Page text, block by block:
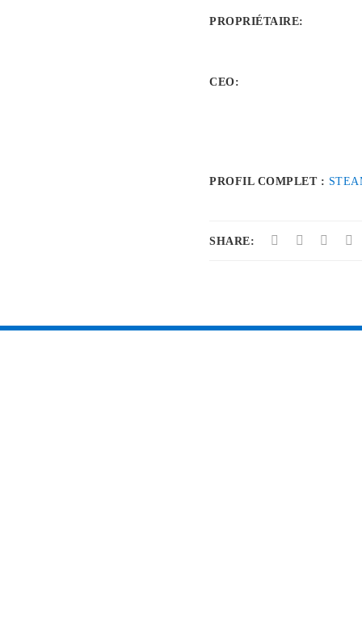
PROPRIÉTAIRE:
CEO:
PROFIL COMPLET :
SHARE: